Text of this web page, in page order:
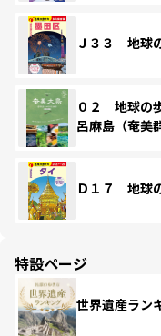
Ｊ３３ 地球
０２ 地球
呂麻島（奄
Ｄ１７ 地球
特設ページ
世界遺産ラン